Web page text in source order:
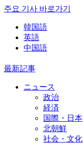
주요 기사 바로가기
韓国語
英語
中国語
最新記事
ニュース
政治
経済
国際・日本
北朝鮮
社会・文化